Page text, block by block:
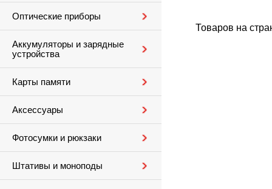
Оптические приборы
Аккумуляторы и зарядные
устройства
Карты памяти
Аксессуары
Фотосумки и рюкзаки
Штативы и моноподы
Товаров на